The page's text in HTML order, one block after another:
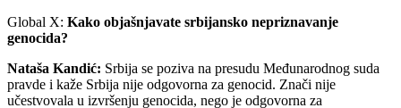
Global X: Kako objašnjavate srbijansko nepriznavanje
genocida?
Nataša Kandić: Srbija se poziva na presudu Međunarodnog suda
pravde i kaže Srbija nije odgovorna za genocid. Znači nije
učestvovala u izvršenju genocida, nego je odgovorna za